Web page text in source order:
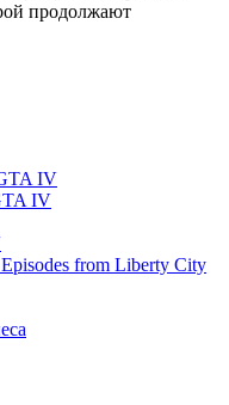
продолжают
IV
IV
from Liberty City